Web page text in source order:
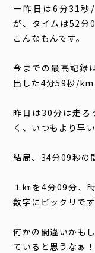
一昨日は6分31秒
が、タイムは52分
こんなもんです。
今までの最高記録
出した4分59秒/km
昨日は30分は走ろ
く、いつもより早
結局、34分09秒の
１㎞を4分09分、
数字にビックリです
何かの間違いかも
ていると思うなぁ！